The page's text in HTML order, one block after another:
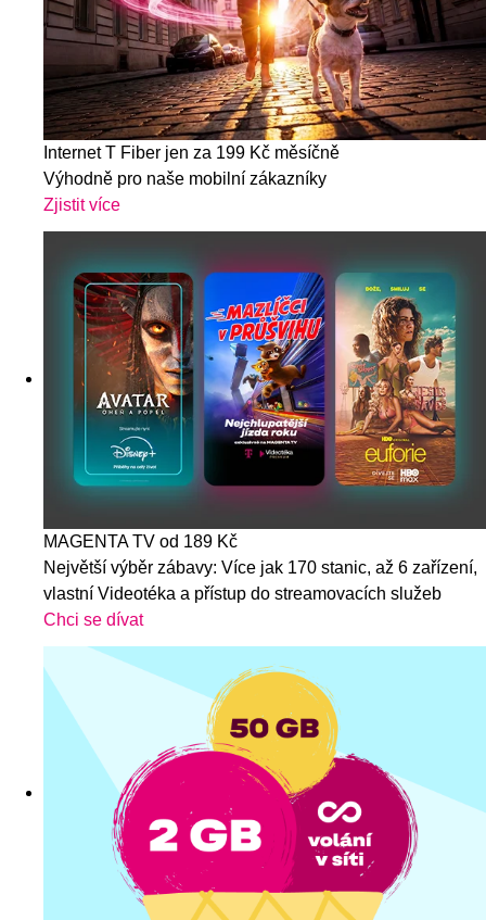
Internet T Fiber jen za 199 Kč měsíčně
Výhodně pro naše mobilní zákazníky
Zjistit více
MAGENTA TV od 189 Kč
Největší výběr zábavy: Více jak 170 stanic, až 6 zařízení,
vlastní Videotéka a přístup do streamovacích služeb
Chci se dívat